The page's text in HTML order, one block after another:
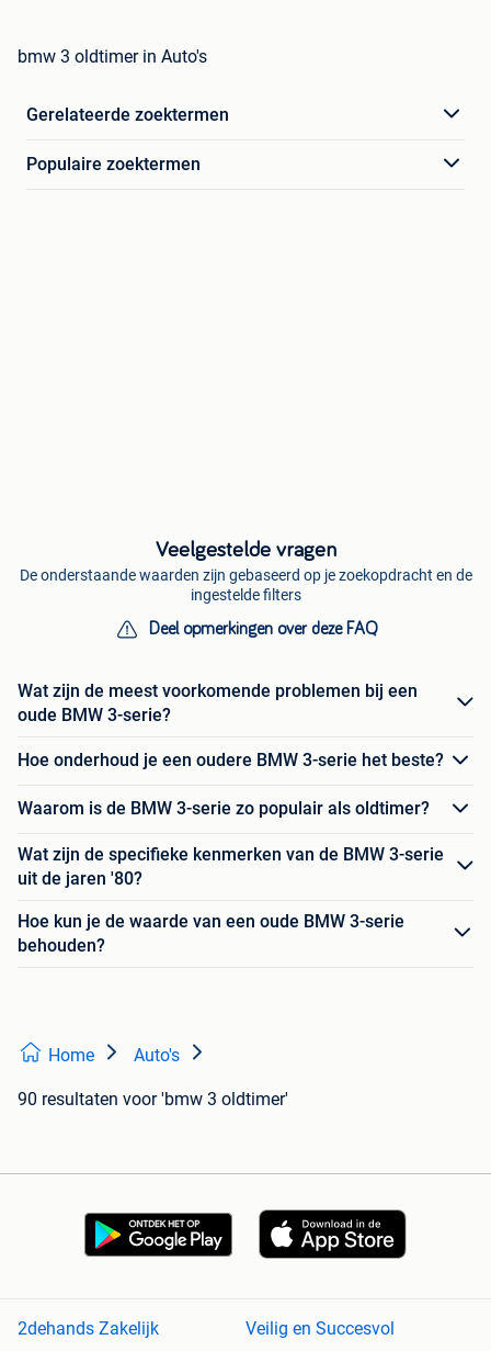
bmw 3 oldtimer in Auto's
Gerelateerde zoektermen
Populaire zoektermen
Veelgestelde vragen
De onderstaande waarden zijn gebaseerd op je zoekopdracht en de
ingestelde filters
Deel opmerkingen over deze FAQ
Wat zijn de meest voorkomende problemen bij een
oude BMW 3-serie?
Hoe onderhoud je een oudere BMW 3-serie het beste?
Waarom is de BMW 3-serie zo populair als oldtimer?
Wat zijn de specifieke kenmerken van de BMW 3-serie
uit de jaren '80?
Hoe kun je de waarde van een oude BMW 3-serie
behouden?
Home Auto's
90 resultaten voor 'bmw 3 oldtimer'
2dehands Zakelijk Veilig en Succesvol